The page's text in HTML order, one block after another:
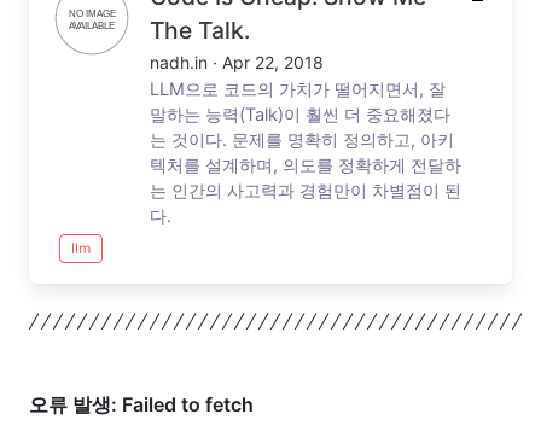
The Talk.
nadh.in · Apr 22, 2018
LLM으로 코드의 가치가 떨어지면서, 잘
말하는 능력(Talk)이 훨씬 더 중요해졌다
는 것이다. 문제를 명확히 정의하고, 아키
텍처를 설계하며, 의도를 정확하게 전달하
는 인간의 사고력과 경험만이 차별점이 된
다.
llm